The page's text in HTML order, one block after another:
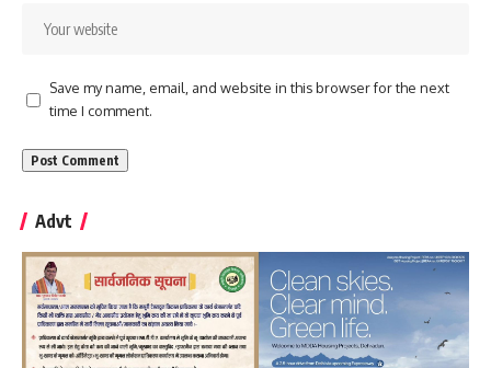
Save my name, email, and website in this browser for the next
time I comment.
Advt